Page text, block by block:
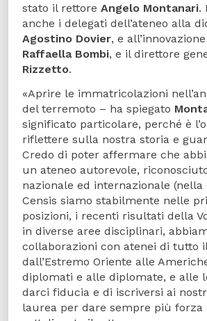
stato il rettore Angelo Montanari.
anche i delegati dell’ateneo alla
Agostino Dovier, e
Raffaella Bombi, e il direttore
Rizzetto.
«Aprire le immatricolazioni
del terremoto – ha spiegato
significato particolare, perché è
riflettere sulla nostra storia e
Credo di poter affermare che
un ateneo autorevole,
nazionale ed internazionale (nella
Censis siamo stabilmente nelle
posizioni, i recenti risultati della
in diverse aree disciplinari,
collaborazioni con atenei di tutto
dall’Estremo Oriente alle
diplomati e alle diplomate, e alle
darci fiducia e di iscriversi ai
laurea per dare sempre più forza